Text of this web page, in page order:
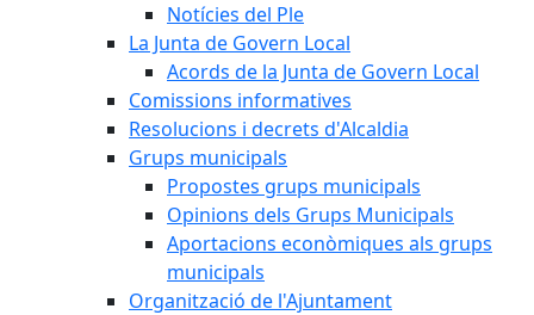
Notícies del Ple
La Junta de Govern Local
Acords de la Junta de Govern Local
Comissions informatives
Resolucions i decrets d'Alcaldia
Grups municipals
Propostes grups municipals
Opinions dels Grups Municipals
Aportacions econòmiques als grups
municipals
Organització de l'Ajuntament